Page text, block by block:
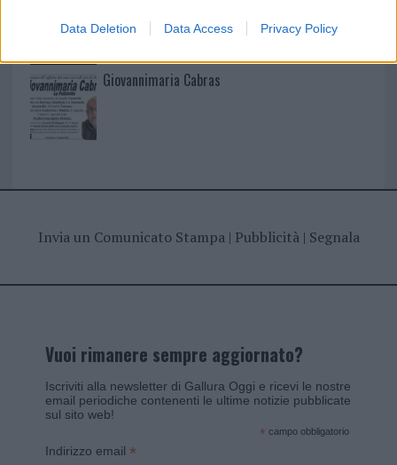
Data Deletion Data Access Privacy Policy
Giovannimaria Cabras
Invia un Comunicato Stampa| Pubblicità| Segnala
Vuoi rimanere sempre aggiornato?
Iscriviti alla newsletter di Gallura Oggi e ricevi le nostre
email periodiche contenenti le ultime notizie pubblicate
sul sito web!
* campo obbligatorio
Indirizzo email *